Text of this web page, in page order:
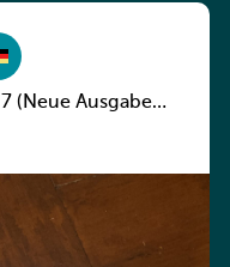
(Neue Ausgabe